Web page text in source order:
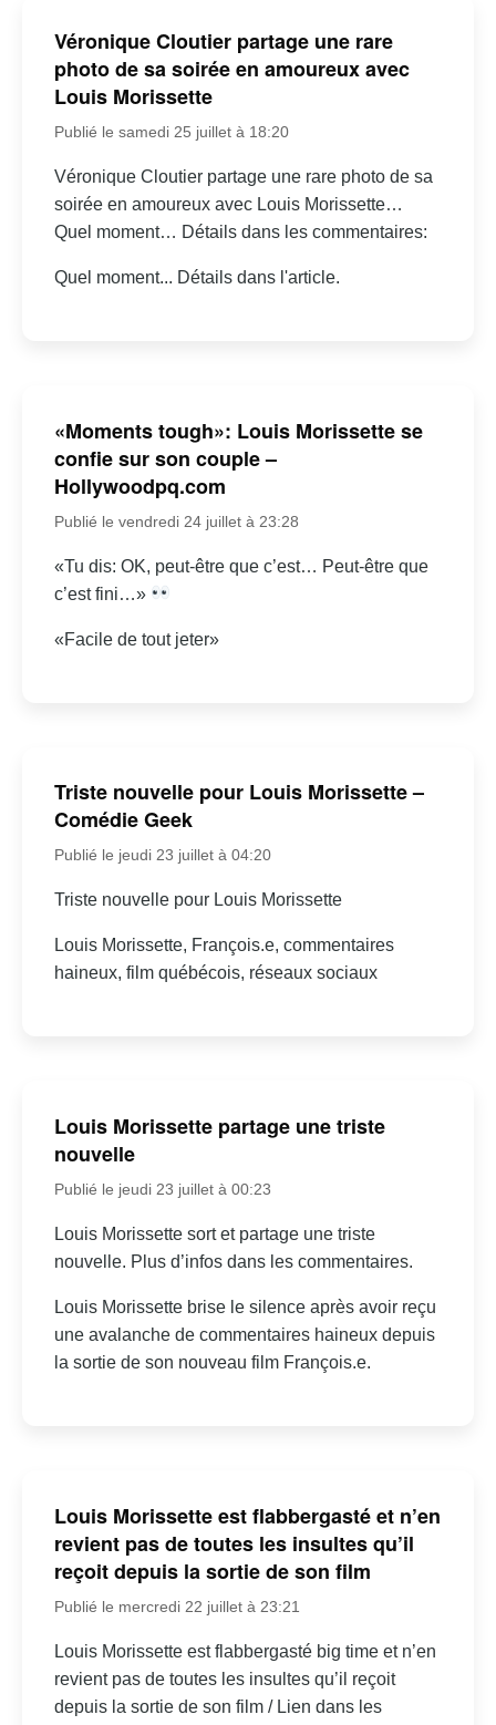
Véronique Cloutier partage une rare
photo de sa soirée en amoureux avec
Louis Morissette
Publié le samedi 25 juillet à 18:20
Véronique Cloutier partage une rare photo de sa
soirée en amoureux avec Louis Morissette…
Quel moment… Détails dans les commentaires:
Quel moment... Détails dans l'article.
«Moments tough»: Louis Morissette se
confie sur son couple –
Hollywoodpq.com
Publié le vendredi 24 juillet à 23:28
«Tu dis: OK, peut-être que c’est… Peut-être que
c’est fini…»
«Facile de tout jeter»
Triste nouvelle pour Louis Morissette –
Comédie Geek
Publié le jeudi 23 juillet à 04:20
Triste nouvelle pour Louis Morissette
Louis Morissette, François.e, commentaires
haineux, film québécois, réseaux sociaux
Louis Morissette partage une triste
nouvelle
Publié le jeudi 23 juillet à 00:23
Louis Morissette sort et partage une triste
nouvelle. Plus d’infos dans les commentaires.
Louis Morissette brise le silence après avoir reçu
une avalanche de commentaires haineux depuis
la sortie de son nouveau film François.e.
Louis Morissette est flabbergasté et n’en
revient pas de toutes les insultes qu’il
reçoit depuis la sortie de son film
Publié le mercredi 22 juillet à 23:21
Louis Morissette est flabbergasté big time et n’en
revient pas de toutes les insultes qu’il reçoit
depuis la sortie de son film / Lien dans les